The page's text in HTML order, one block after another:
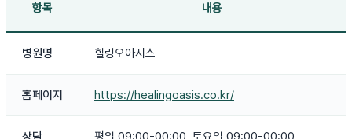
항목 내용
병원명 힐링오아시스
홈페이지 https://healingoasis.co.kr/